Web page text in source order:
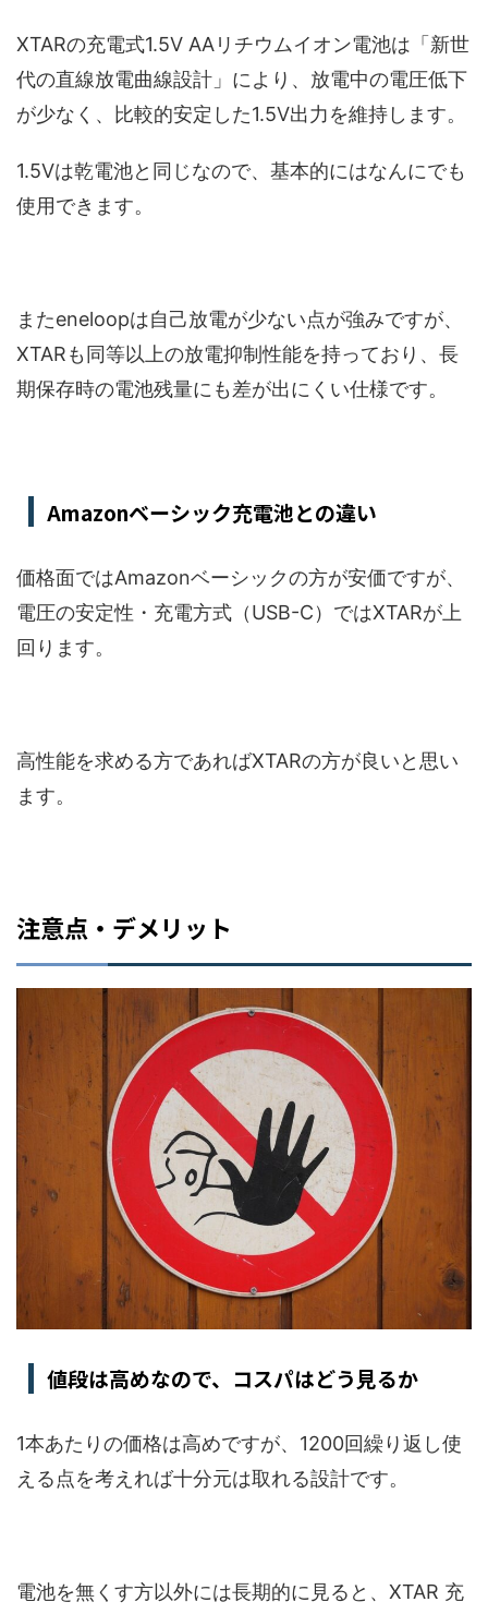
XTARの充電式1.5V AAリチウムイオン電池は「新世
代の直線放電曲線設計」により、放電中の電圧低下
が少なく、比較的安定した1.5V出力を維持します。
1.5Vは乾電池と同じなので、基本的にはなんにでも
使用できます。
またeneloopは自己放電が少ない点が強みですが、
XTARも同等以上の放電抑制性能を持っており、長
期保存時の電池残量にも差が出にくい仕様です。
Amazonベーシック充電池との違い
価格面ではAmazonベーシックの方が安価ですが、
電圧の安定性・充電方式（USB-C）ではXTARが上
回ります。
高性能を求める方であればXTARの方が良いと思い
ます。
注意点・デメリット
値段は高めなので、コスパはどう見るか
1本あたりの価格は高めですが、1200回繰り返し使
える点を考えれば十分元は取れる設計です。
電池を無くす方以外には長期的に見ると、XTAR 充